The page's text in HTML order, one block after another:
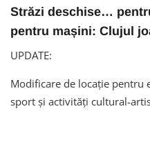
Străzi deschise…
pentru mașini: Clujul
UPDATE:
Modificare de locație pentru
sport și activități cultural-